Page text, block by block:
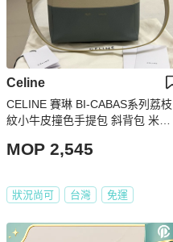
Celine
CELINE 賽琳 BI-CABAS系列荔枝
紋小牛皮撞色手提包 斜背包 米色
MOP 2,545
狀況尚可 台灣 免運